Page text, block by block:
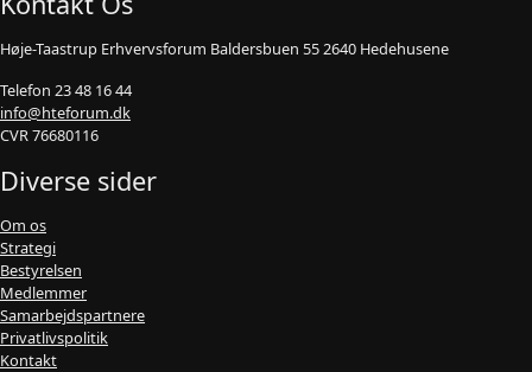
Høje-Taastrup Erhvervsforum Baldersbuen 55 2640 Hedehusene
Telefon 23 48 16 44
info@hteforum.dk
CVR 76680116
Diverse sider
Om os
Strategi
Bestyrelsen
Medlemmer
Samarbejdspartnere
Privatlivspolitik
Kontakt